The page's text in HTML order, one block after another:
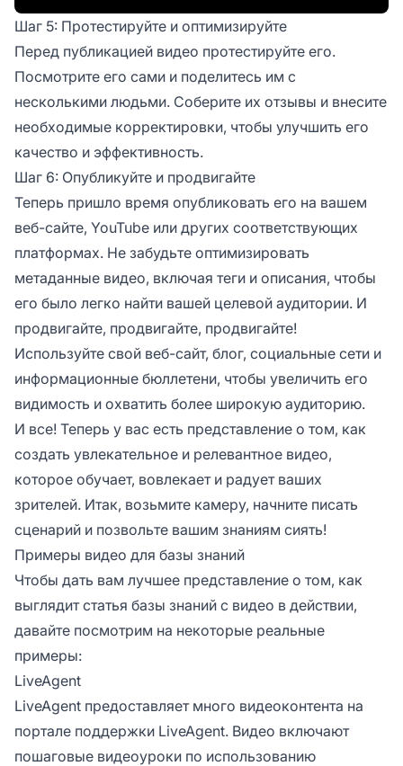
Шаг 5: Протестируйте и оптимизируйте
Перед публикацией видео протестируйте его.
Посмотрите его сами и поделитесь им с
несколькими людьми. Соберите их отзывы и внесите
необходимые корректировки, чтобы улучшить его
качество и эффективность.
Шаг 6: Опубликуйте и продвигайте
Теперь пришло время опубликовать его на вашем
веб-сайте, YouTube или других соответствующих
платформах. Не забудьте оптимизировать
метаданные видео, включая теги и описания, чтобы
его было легко найти вашей целевой аудитории. И
продвигайте, продвигайте, продвигайте!
Используйте свой веб-сайт, блог, социальные сети и
информационные бюллетени, чтобы увеличить его
видимость и охватить более широкую аудиторию.
И все! Теперь у вас есть представление о том, как
создать увлекательное и релевантное видео,
которое обучает, вовлекает и радует ваших
зрителей. Итак, возьмите камеру, начните писать
сценарий и позвольте вашим знаниям сиять!
Примеры видео для базы знаний
Чтобы дать вам лучшее представление о том, как
выглядит статья базы знаний с видео в действии,
давайте посмотрим на некоторые реальные
примеры:
LiveAgent
LiveAgent предоставляет много видеоконтента на
портале поддержки LiveAgent. Видео включают
пошаговые видеоуроки по использованию